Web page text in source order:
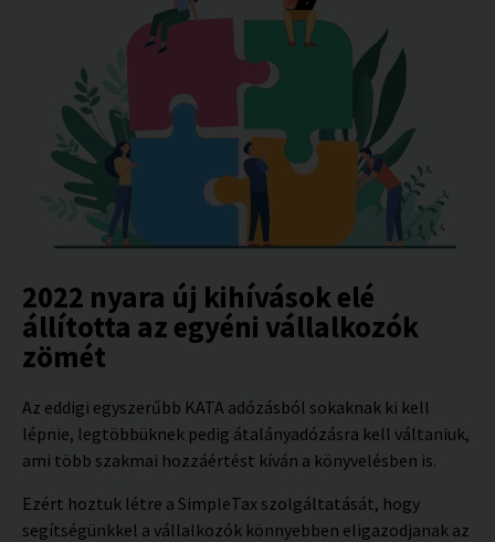
2022 nyara új kihívások elé
állította az egyéni vállalkozók
zömét
Az eddigi egyszerűbb KATA adózásból sokaknak ki kell
lépnie, legtöbbüknek pedig átalányadózásra kell váltaniuk,
ami több szakmai hozzáértést kíván a könyvelésben is.
Ezért hoztuk létre a SimpleTax szolgáltatását, hogy
segítségünkkel a vállalkozók könnyebben eligazodjanak az